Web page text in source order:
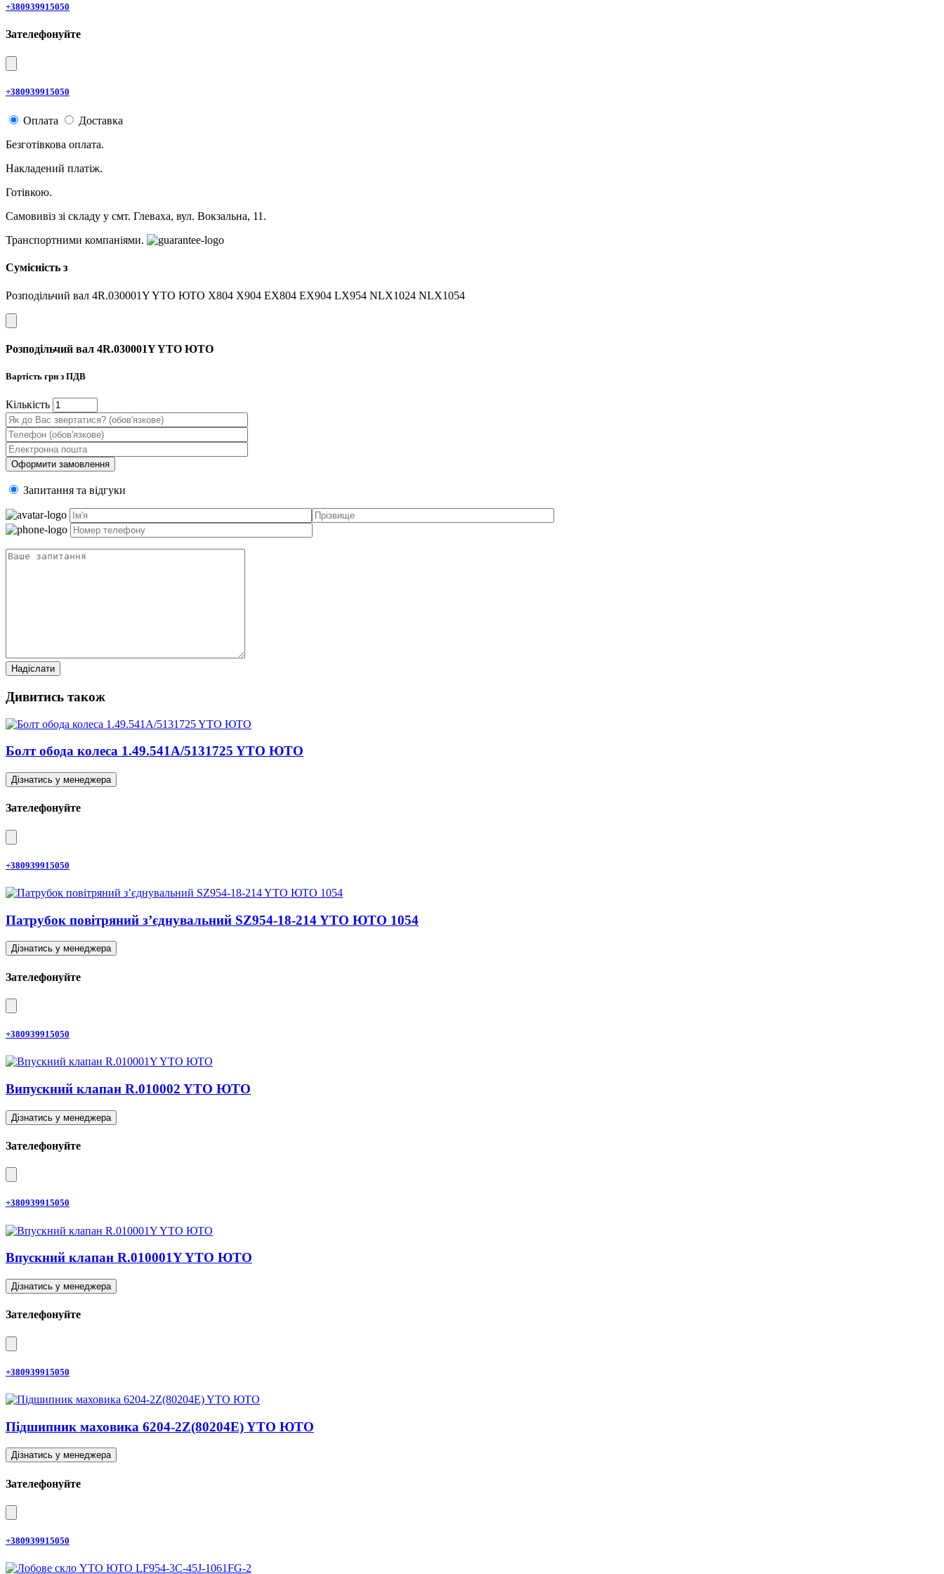
+380939915050
Зателефонуйте
+380939915050
Оплата
Доставка
Безготівкова оплата.
Накладений платіж.
Готівкою.
Самовивіз зі складу у смт. Глеваха, вул. Вокзальна, 11.
Транспортними компаніями.
Сумісність з
Розподільчий вал 4R.030001Y YTO ЮТО X804 X904 EX804 EX904 LX954 NLX1024 NLX1054
Розподільчий вал 4R.030001Y YTO ЮТО
Вартість грн з ПДВ
Кiлькiсть
Запитання та вiдгуки
Дивитись також
Болт обода колеса 1.49.541A/5131725 YTO ЮТО
Дізнатись у менеджера
Зателефонуйте
+380939915050
Патрубок повітряний з’єднувальний SZ954-18-214 YTO ЮТО 1054
Дізнатись у менеджера
Зателефонуйте
+380939915050
Випускний клапан R.010002 YTO ЮТО
Дізнатись у менеджера
Зателефонуйте
+380939915050
Впускний клапан R.010001Y YTO ЮТО
Дізнатись у менеджера
Зателефонуйте
+380939915050
Підшипник маховика 6204-2Z(80204E) YTO ЮТО
Дізнатись у менеджера
Зателефонуйте
+380939915050